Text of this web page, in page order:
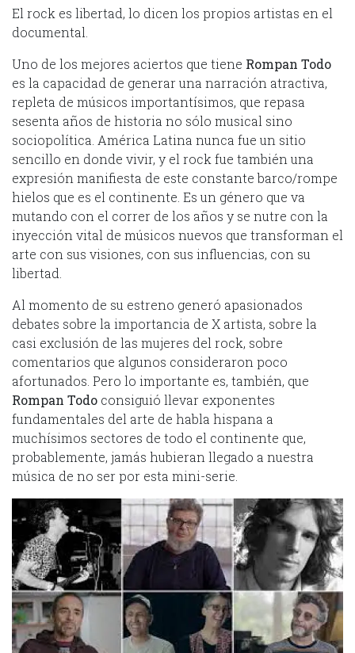
El rock es libertad, lo dicen los propios artistas en el
documental.
Uno de los mejores aciertos que tiene Rompan Todo
es la capacidad de generar una narración atractiva,
repleta de músicos importantísimos, que repasa
sesenta años de historia no sólo musical sino
sociopolítica. América Latina nunca fue un sitio
sencillo en donde vivir, y el rock fue también una
expresión manifiesta de este constante barco/rompe
hielos que es el continente. Es un género que va
mutando con el correr de los años y se nutre con la
inyección vital de músicos nuevos que transforman el
arte con sus visiones, con sus influencias, con su
libertad.
Al momento de su estreno generó apasionados
debates sobre la importancia de X artista, sobre la
casi exclusión de las mujeres del rock, sobre
comentarios que algunos consideraron poco
afortunados. Pero lo importante es, también, que
Rompan Todo consiguió llevar exponentes
fundamentales del arte de habla hispana a
muchísimos sectores de todo el continente que,
probablemente, jamás hubieran llegado a nuestra
música de no ser por esta mini-serie.